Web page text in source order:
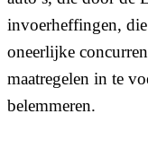
invoerheffingen, die
oneerlijke
maatregelen in te
belemmeren.